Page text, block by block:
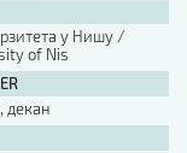
у Нишу /
of Nis
декан